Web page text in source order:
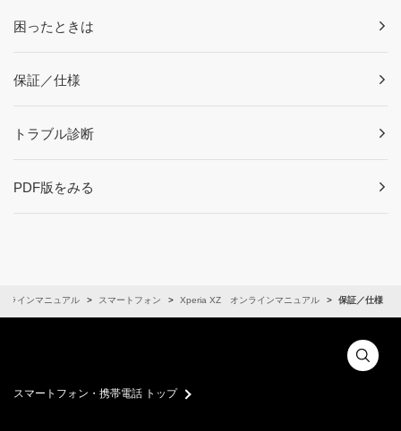
困ったときは
保証／仕様
トラブル診断
PDF版をみる
ラインマニュアル スマートフォン Xperia XZ オンラインマニュアル 保証／仕様
スマートフォン・携帯電話 トップ